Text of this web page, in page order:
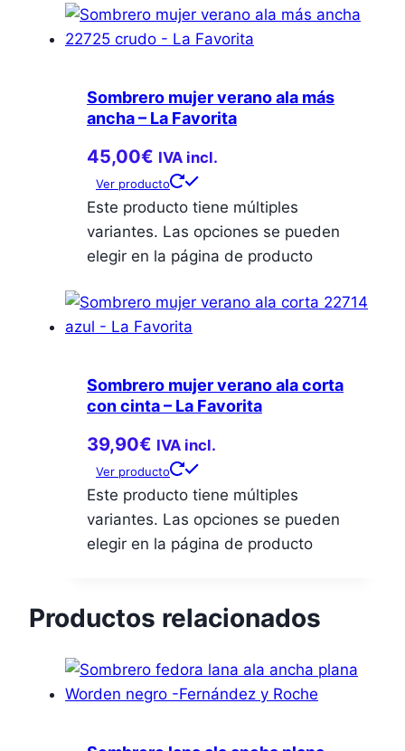
Sombrero mujer verano ala más
ancha – La Favorita
45,00€ IVA incl.
Ver producto
Este producto tiene múltiples
variantes. Las opciones se pueden
elegir en la página de producto
Sombrero mujer verano ala corta
con cinta – La Favorita
39,90€ IVA incl.
Ver producto
Este producto tiene múltiples
variantes. Las opciones se pueden
elegir en la página de producto
Productos relacionados